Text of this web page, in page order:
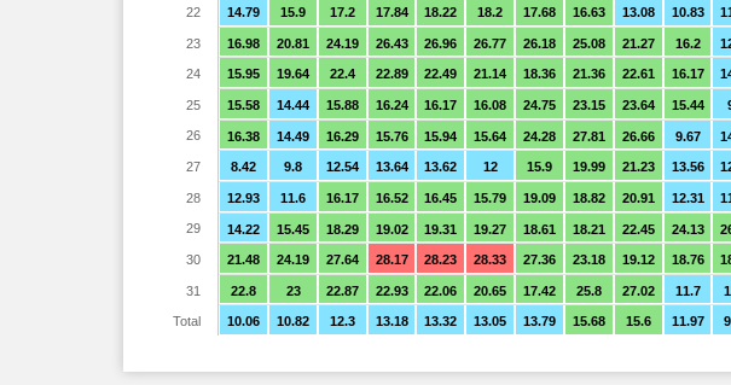
14.79 15.9 17.2 17.84 18.22 18.2 17.68 16.63 13.08 10.83
16.98 20.81 24.19 26.43 26.96 26.77 26.18 25.08 21.27 16.2
15.95 19.64 22.4 22.89 22.49 21.14 18.36 21.36 22.61 16.17
15.58 14.44 15.88 16.24 16.17 16.08 24.75 23.15 23.64 15.44
16.38 14.49 16.29 15.76 15.94 15.64 24.28 27.81 26.66 9.67
8.42 9.8 12.54 13.64 13.62 12 15.9 19.99 21.23 13.56
12.93 11.6 16.17 16.52 16.45 15.79 19.09 18.82 20.91 12.31
14.22 15.45 18.29 19.02 19.31 19.27 18.61 18.21 22.45 24.13
21.48 24.19 27.64 28.17 28.23 28.33 27.36 23.18 19.12 18.76
22.8 23 22.87 22.93 22.06 20.65 17.42 25.8 27.02 11.7
10.06 10.82 12.3 13.18 13.32 13.05 13.79 15.68 15.6 11.97
22
23
24
25
26
27
28
29
30
31
Total